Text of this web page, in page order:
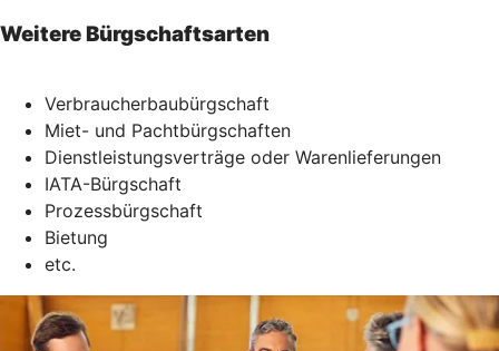
Weitere Bürgschaftsarten
Verbraucherbaubürgschaft
Miet- und Pachtbürgschaften
Dienstleistungsverträge oder Warenlieferungen
IATA-Bürgschaft
Prozessbürgschaft
Bietung
etc.